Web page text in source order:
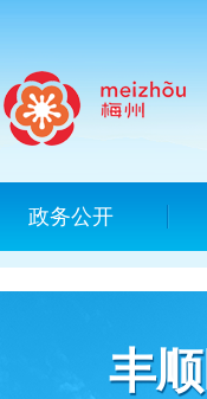
政务公开
丰